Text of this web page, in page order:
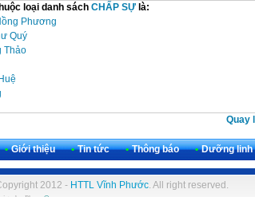
loại danh sách CHẤP SỰ là:
Phương
Quý
Thảo
Quay
• Giới thiệu • Tin tức • Thông báo • Dưỡng linh
2012 - HTTL Vĩnh Phước. All right reserved.